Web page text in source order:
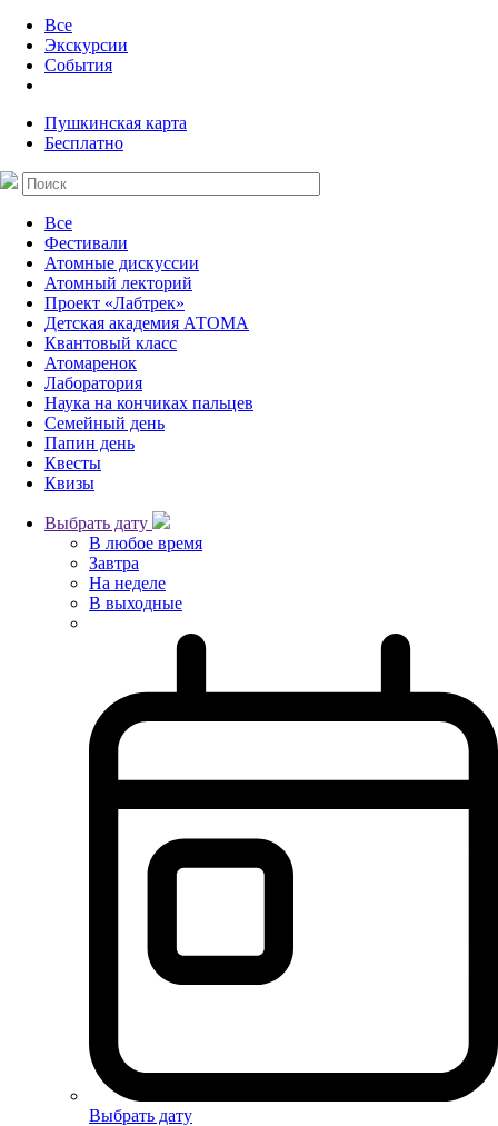
Все
Экскурсии
События
Пушкинская карта
Бесплатно
Все
Фестивали
Атомные дискуссии
Атомный лекторий
Проект «Лабтрек»
Детская академия АТОМА
Квантовый класс
Атомаренок
Лаборатория
Наука на кончиках пальцев
Семейный день
Папин день
Квесты
Квизы
Выбрать дату
В любое время
Завтра
На неделе
В выходные
Выбрать дату